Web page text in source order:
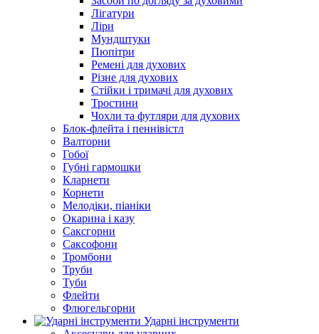
Лігатури
Ліри
Мундштуки
Пюпітри
Ремені для духових
Різне для духових
Стійки і тримачі для духових
Тростини
Чохли та футляри для духових
Блок-флейта і пеннівістл
Валторни
Гобої
Губні гармошки
Кларнети
Корнети
Мелодіки, піаніки
Окарина і казу
Саксгорни
Саксофони
Тромбони
Труби
Туби
Флейти
Флюгельгорни
Ударні інструменти